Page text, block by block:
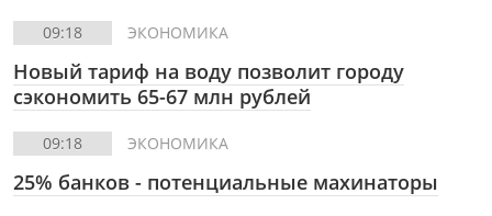
09:18 ЭКОНОМИКА
Новый тариф на воду позволит городу
сэкономить 65-67 млн рублей
09:18 ЭКОНОМИКА
25% банков - потенциальные махинаторы